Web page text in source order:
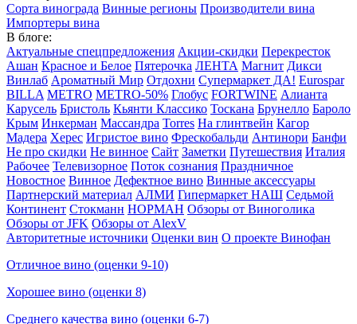
Сорта винограда Винные регионы Производители вина
Импортеры вина
В блоге:
Актуальные спецпредложения Акции-скидки Перекресток
Ашан Красное и Белое Пятерочка ЛЕНТА Магнит Дикси
Винлаб Ароматный Мир Отдохни Супермаркет ДА! Eurospar
BILLA METRO METRO-50% Глобус FORTWINE Алианта
Карусель Бристоль Кьянти Классико Тоскана Брунелло Бароло
Крым Инкерман Массандра Torres На глинтвейн Кагор
Мадера Херес Игристое вино Фрескобальди Антинори Банфи
Не про скидки Не винное Сайт Заметки Путешествия Италия
Рабочее Телевизорное Поток сознания Праздничное
Новостное Винное Дефектное вино Винные аксессуары
Партнерский материал АЛМИ Гипермаркет НАШ Седьмой
Континент Стокманн НОРМАН Обзоры от Виноголика
Обзоры от JFK Обзоры от AlexV
Авторитетные источники Оценки вин О проекте Винофан
Отличное вино (оценки 9-10)
Хорошее вино (оценки 8)
Среднего качества вино (оценки 6-7)